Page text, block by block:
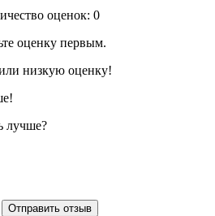
оценок: 0
оценку первым.
низкую оценку!
лучше?
Отправить отзыв